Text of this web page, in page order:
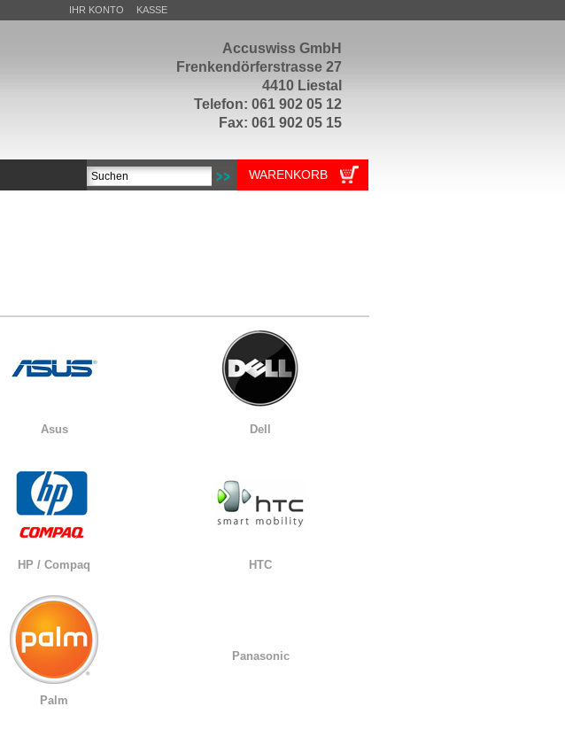
Accuswiss GmbH
Frenkendörferstrasse 27
4410 Liestal
Telefon: 061 902 05 12
Fax: 061 902 05 15
IHR KONTO KASSE
WARENKORB
Asus Dell
HP / Compaq HTC
Palm
Panasonic